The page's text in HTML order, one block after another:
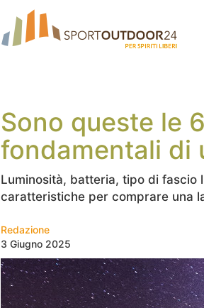
Sono queste le
fondamentali di
Luminosità, batteria, tipo di fascio
caratteristiche per comprare una
Redazione
3 Giugno 2025